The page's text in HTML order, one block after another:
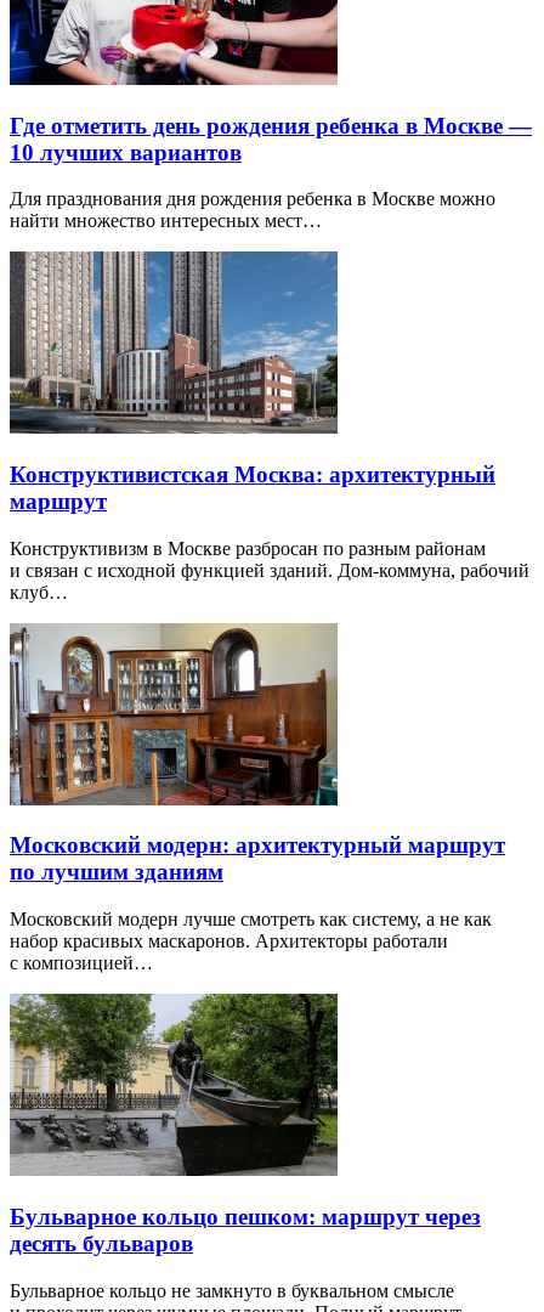
Где отметить день рождения ребенка в Москве —
10 лучших вариантов
Для празднования дня рождения ребенка в Москве можно
найти множество интересных мест…
Конструктивистская Москва: архитектурный
маршрут
Конструктивизм в Москве разбросан по разным районам
и связан с исходной функцией зданий. Дом-коммуна, рабочий
клуб…
Московский модерн: архитектурный маршрут
по лучшим зданиям
Московский модерн лучше смотреть как систему, а не как
набор красивых маскаронов. Архитекторы работали
с композицией…
Бульварное кольцо пешком: маршрут через
десять бульваров
Бульварное кольцо не замкнуто в буквальном смысле